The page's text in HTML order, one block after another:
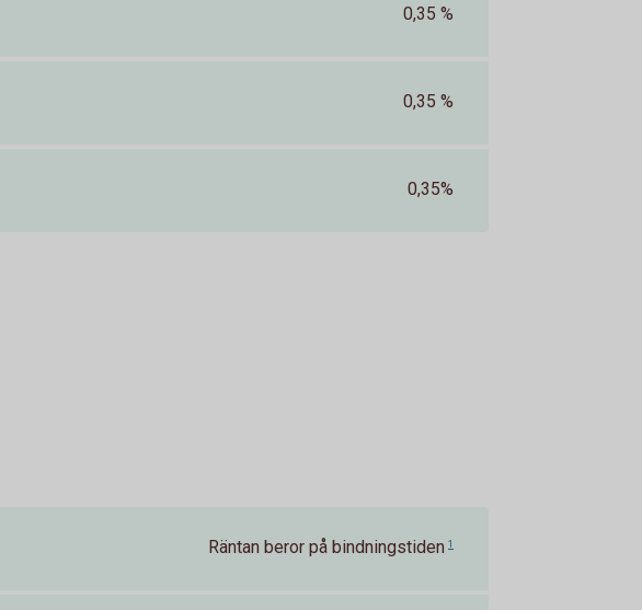
0,35 %
0,35 %
0,35%
Räntan beror på bindningstiden 1